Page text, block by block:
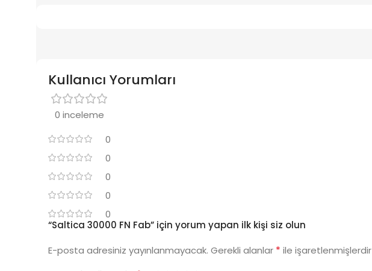
Kullanıcı Yorumları
0 inceleme
0
0
0
0
0
“Saltica 30000 FN Fab” için yorum yapan ilk kişi siz olun
E-posta adresiniz yayınlanmayacak. Gerekli alanlar * ile işaretlenmişlerdir